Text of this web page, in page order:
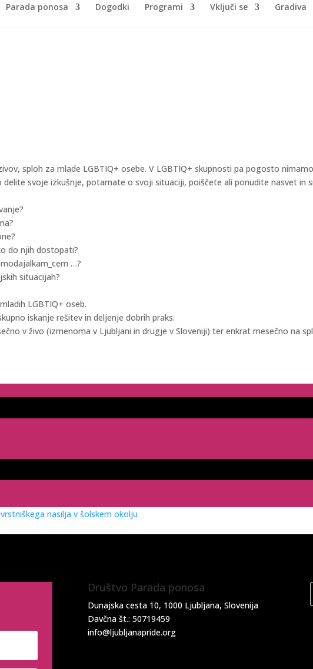
Parada ponosa Dogodki Programi Vključi se Gradiva
sploh za mlade LGBTIQ+ osebe. V LGBTIQ+ skupnosti pa pogosto
svoje izkušnje, potarnate o svoji situaciji, poiščete ali ponudite nasvet in
do njih dostopati?
…?
situacijah?
LGBTIQ+ oseb.
iskanje rešitev in deljenje dobrih praks.
v živo (izmenoma v Ljubljani in drugje v Sloveniji) ter enkrat mesečno na
nasilja v šolskem okolju
Društvo Parada ponosa
Dunajska cesta 10, 1000 Ljubljana, Slovenija
Davčna št.: 50719459
info@ljubljanapride.org